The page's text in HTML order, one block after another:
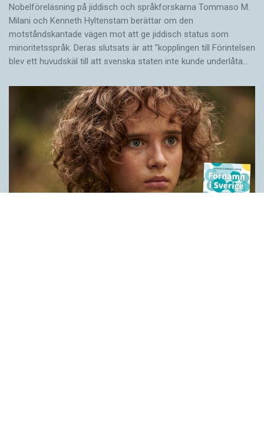
Nobelföreläsning på jiddisch och språkforskarna Tommaso M.
Milani och Kenneth Hyltenstam berättar om den
motståndskantade vägen mot att ge jiddisch status som
minoritetsspråk. Deras slutsats är att ”kopplingen till Förintelsen
blev ett huvud­skäl till att svenska staten inte kunde underlåta…